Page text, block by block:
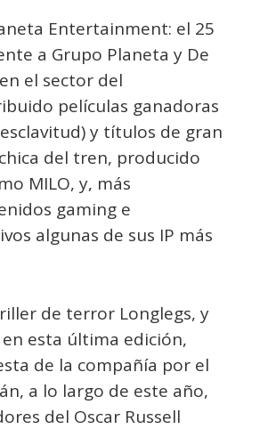
Entertainment: el 25
a Grupo Planeta y De
el sector del
películas ganadoras
y títulos de gran
del tren, producido
MILO, y, más
gaming e
algunas de sus IP más
de terror Longlegs, y
esta última edición,
de la compañía por el
a lo largo de este año,
del Oscar Russell